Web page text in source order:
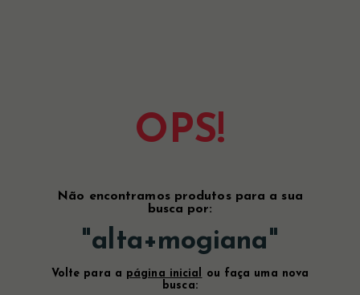
OPS!
Não encontramos produtos para a sua
busca por:
"alta+mogiana"
Volte para a página inicial
ou faça uma nova
busca: